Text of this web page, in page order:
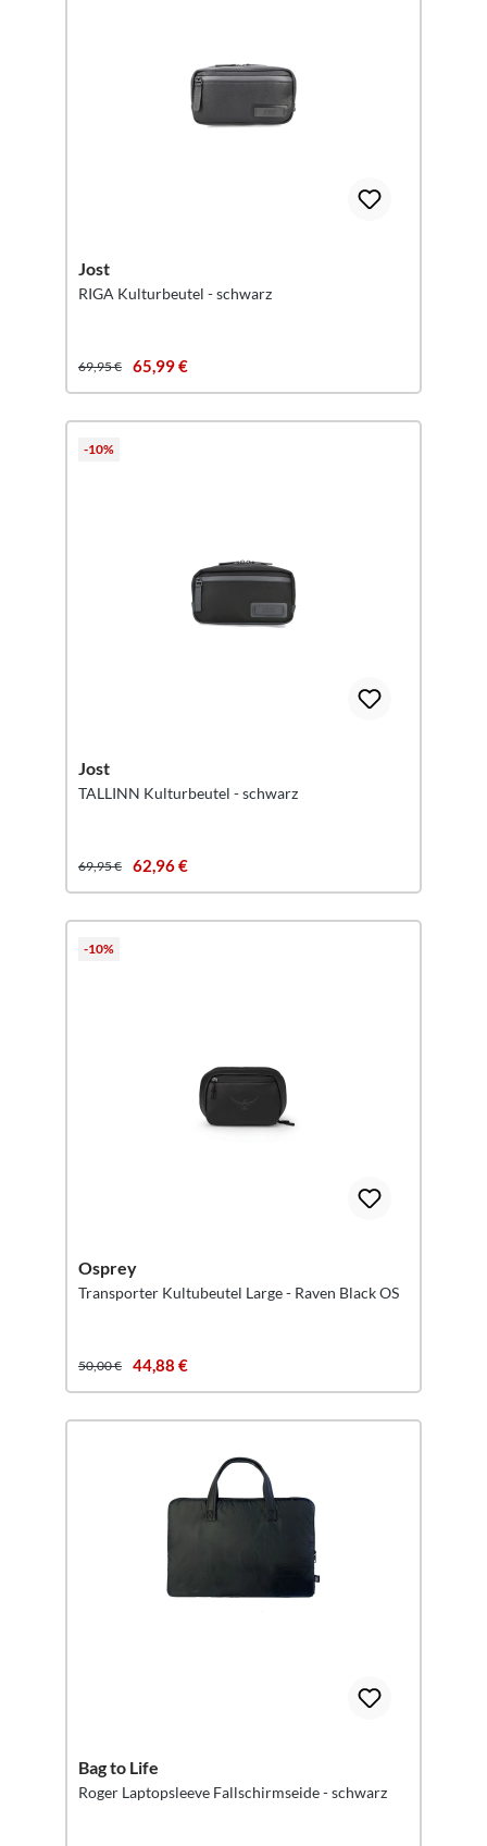
Jost
RIGA Kulturbeutel - schwarz
69,95 € 65,99 €
-10%
Jost
TALLINN Kulturbeutel - schwarz
69,95 € 62,96 €
-10%
Osprey
Transporter Kultubeutel Large - Raven Black OS
50,00 € 44,88 €
Bag to Life
Roger Laptopsleeve Fallschirmseide - schwarz